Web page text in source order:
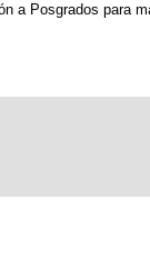
a Posgrados para